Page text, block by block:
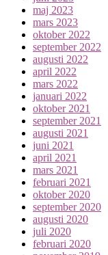
maj 2023
mars 2023
oktober 2022
september 2022
augusti 2022
april 2022
mars 2022
januari 2022
oktober 2021
september 2021
augusti 2021
juni 2021
april 2021
mars 2021
februari 2021
oktober 2020
september 2020
augusti 2020
juli 2020
februari 2020